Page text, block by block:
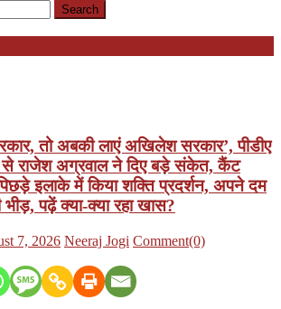
तो अबकी लाएं अखिलेश सरकार’, पीडीए
से राजेश अग्रवाल ने दिए बड़े संकेत, कैंट
इलाके में किया शक्ति प्रदर्शन, अपने दम
पढ़ें क्या-क्या रहा खास?
7, 2026 Author
Neeraj Jogi Comment(0)